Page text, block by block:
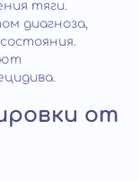
тяги.
диагноза,
от